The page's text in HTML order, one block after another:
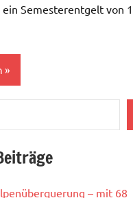
Semesterentgelt von
– mit 68